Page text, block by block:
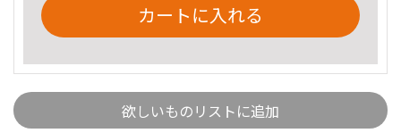
カートに入れる
欲しいものリストに追加